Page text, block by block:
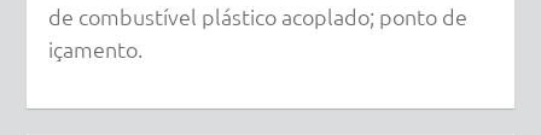
de combustível plástico acoplado; ponto de
içamento.